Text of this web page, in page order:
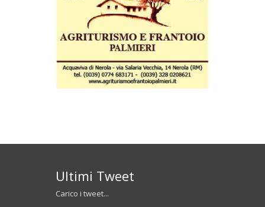
Ultimi Tweet
Carico i tweet...